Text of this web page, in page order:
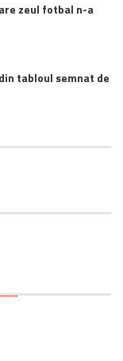
zeul fotbal n-a
tabloul semnat de